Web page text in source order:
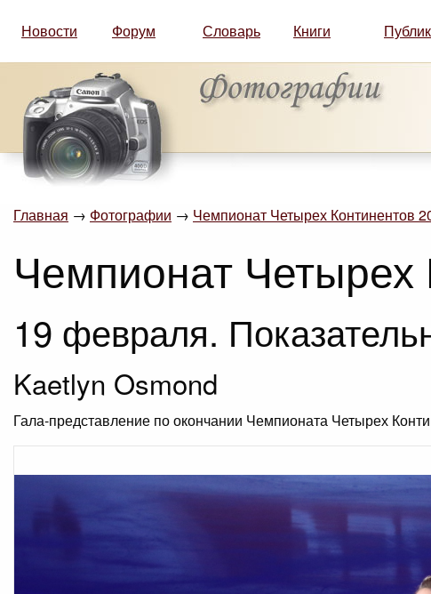
Новости Форум Словарь Книги
Главная → Фотографии → Чемпионат Четырех Континентов
Чемпионат Четырех
19 февраля.
Kaetlyn Osmond
Гала-представление по окончании Чемпионата Четырех